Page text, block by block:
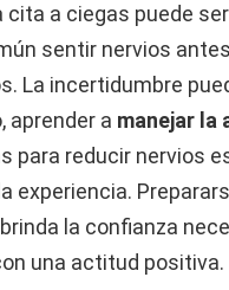
cita a ciegas puede
sentir nervios
La incertidumbre
aprender a manejar la
para reducir nervios
experiencia.
la confianza
una actitud positiva.